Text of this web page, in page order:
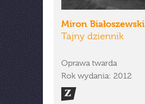
Miron Białoszewski
Tajny dziennik
Oprawa twarda
Rok wydania: 2012